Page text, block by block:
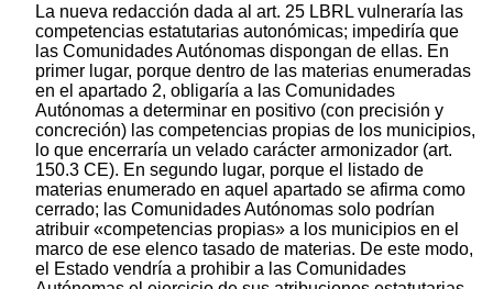
La nueva redacción dada al art. 25 LBRL vulneraría las
competencias estatutarias autonómicas; impediría que
las Comunidades Autónomas dispongan de ellas. En
primer lugar, porque dentro de las materias enumeradas
en el apartado 2, obligaría a las Comunidades
Autónomas a determinar en positivo (con precisión y
concreción) las competencias propias de los municipios,
lo que encerraría un velado carácter armonizador (art.
150.3 CE). En segundo lugar, porque el listado de
materias enumerado en aquel apartado se afirma como
cerrado; las Comunidades Autónomas solo podrían
atribuir «competencias propias» a los municipios en el
marco de ese elenco tasado de materias. De este modo,
el Estado vendría a prohibir a las Comunidades